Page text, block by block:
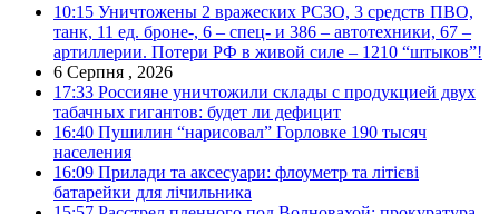
10:15 Уничтожены 2 вражеских РСЗО, 3 средств ПВО,
танк, 11 ед. броне-, 6 – спец- и 386 – автотехники, 67 –
артиллерии. Потери РФ в живой силе – 1210 “штыков”!
6 Серпня , 2026
17:33 Россияне уничтожили склады с продукцией двух
табачных гигантов: будет ли дефицит
16:40 Пушилин “нарисовал” Горловке 190 тысяч
населения
16:09 Прилади та аксесуари: флоуметр та літієві
батарейки для лічильника